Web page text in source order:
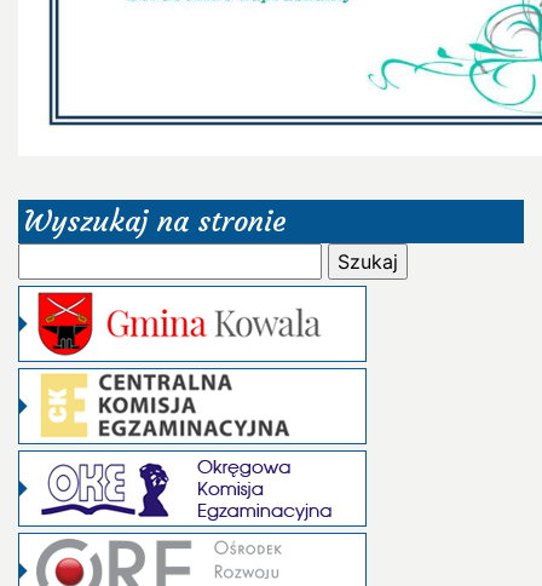
Wyszukaj na stronie